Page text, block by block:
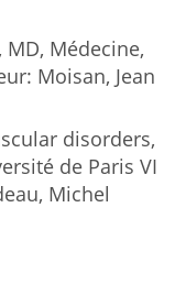
Médecine,
Moisan, Jean
disorders,
de Paris VI
Michel